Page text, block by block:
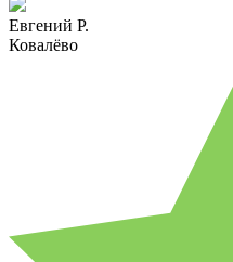
Евгений Р.
Ковалёво